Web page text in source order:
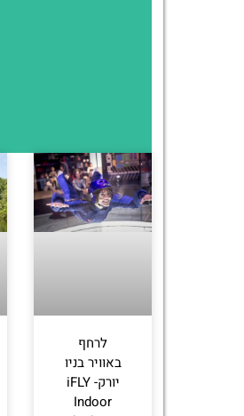
לרחף
באוויר בניו
יורק- iFLY
Indoor